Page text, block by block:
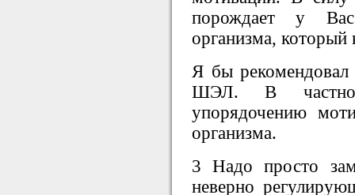
порождает у Вас
организма, который
Я бы рекомендовал
ШЭЛ. В
упорядочению
организма.
3 Надо просто
неверно